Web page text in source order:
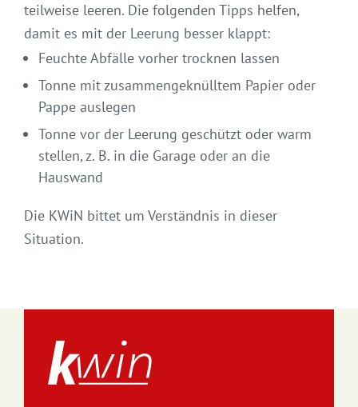
teilweise leeren. Die folgenden Tipps helfen,
damit es mit der Leerung besser klappt:
Feuchte Abfälle vorher trocknen lassen
Tonne mit zusammengeknülltem Papier oder
Pappe auslegen
Tonne vor der Leerung geschützt oder warm
stellen, z. B. in die Garage oder an die
Hauswand
Die KWiN bittet um Verständnis in dieser
Situation.